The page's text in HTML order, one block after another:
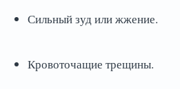
Сильный зуд или жжение.
Кровоточащие трещины.